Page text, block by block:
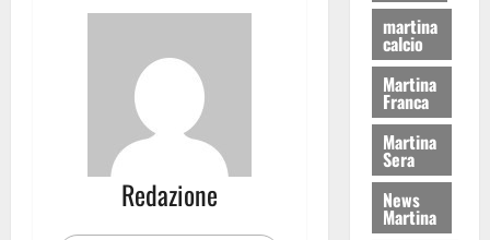
Redazione
martina
calcio
Martina
Franca
Martina
Sera
News
Martina